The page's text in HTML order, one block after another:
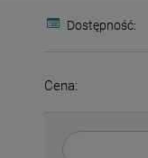
Dostępność:
Cena: